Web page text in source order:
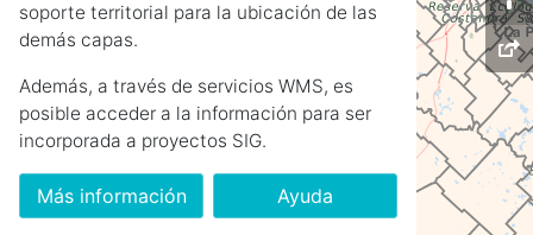
soporte territorial para la ubicación de las
demás capas.
Además, a través de servicios WMS, es
posible acceder a la información para ser
incorporada a proyectos SIG.
Más información Ayuda